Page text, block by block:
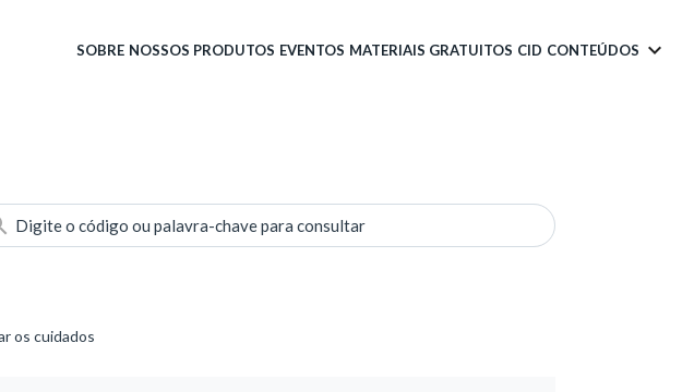
SOBRE NOSSOS PRODUTOS EVENTOS MATERIAIS GRATUITOS CID CONTEÚDOS
Digite o código ou palavra-chave para consultar
os cuidados